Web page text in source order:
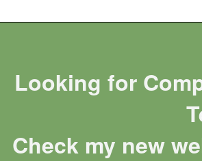
Looking for
Check my new